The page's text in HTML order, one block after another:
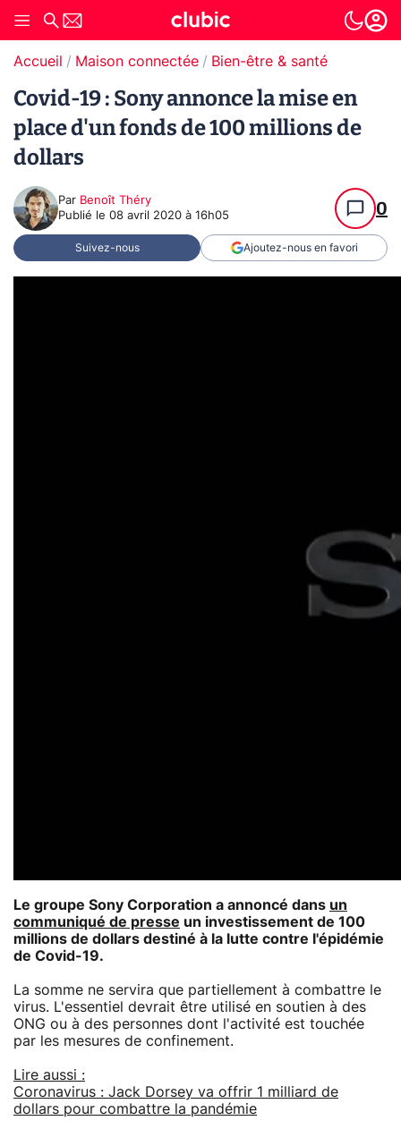
Accueil Maison connectée Bien-être & santé
Covid-19 : Sony annonce la mise en
place d'un fonds de 100 millions de
dollars
Par Benoît Théry
Publié le 08 avril 2020 à 16h05 0
Suivez-nous Ajoutez-nous en favori
Le groupe Sony Corporation a annoncé dans un
communiqué de presse un investissement de 100
millions de dollars destiné à la lutte contre l'épidémie
de Covid-19.
La somme ne servira que partiellement à combattre le
virus. L'essentiel devrait être utilisé en soutien à des
ONG ou à des personnes dont l'activité est touchée
par les mesures de confinement.
Lire aussi :
Coronavirus : Jack Dorsey va offrir 1 milliard de
dollars pour combattre la pandémie